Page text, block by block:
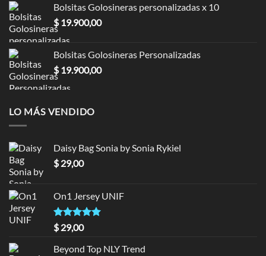
Bolsitas Golosineras personalizadas x 10
$19.900,00
Bolsitas Golosineras Personalizadas
$19.900,00
LO MÁS VENDIDO
Daisy Bag Sonia by Sonia Rykiel
$29,00
On1 Jersey UNIF
Valorado en
5.00
de 5
$29,00
Beyond Top NLY Trend